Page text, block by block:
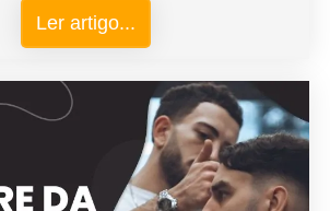
Ler artigo...